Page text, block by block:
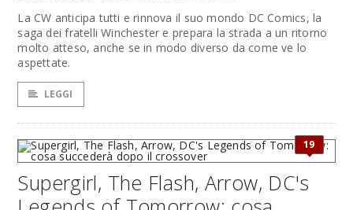
La CW anticipa tutti e rinnova il suo mondo DC Comics, la
saga dei fratelli Winchester e prepara la strada a un ritorno
molto atteso, anche se in modo diverso da come ve lo
aspettate.
LEGGI
19
Supergirl, The Flash, Arrow, DC's